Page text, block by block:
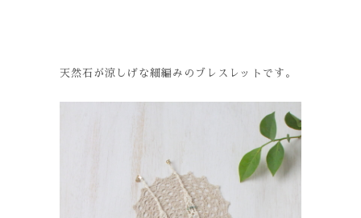
天然石が涼しげな細編みのブレスレットです。